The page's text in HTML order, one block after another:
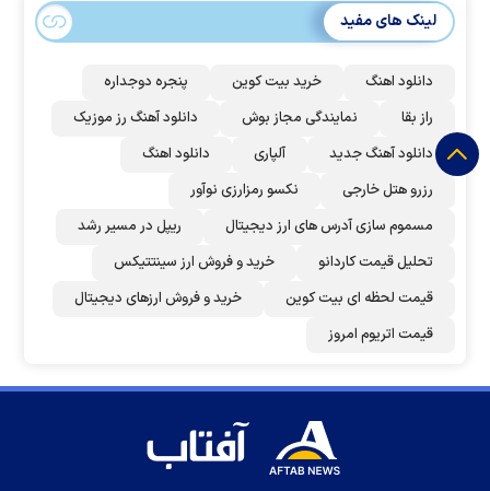
لینک های مفید
دانلود اهنگ خرید بیت کوین
پنجره دوجداره
راز بقا
نمایندگی مجاز بوش
دانلود آهنگ رز‌ موزیک
دانلود آهنگ جدید
آلپاری
دانلود اهنگ
رزرو هتل خارجی
نکسو رمزارزی نوآور
مسموم سازی آدرس های ارز دیجیتال
ریپل در مسیر رشد
تحلیل قیمت کاردانو
خرید و فروش ارز سینتتیکس
قیمت لحظه ای بیت کوین
خرید و فروش ارزهای دیجیتال
قیمت اتریوم امروز